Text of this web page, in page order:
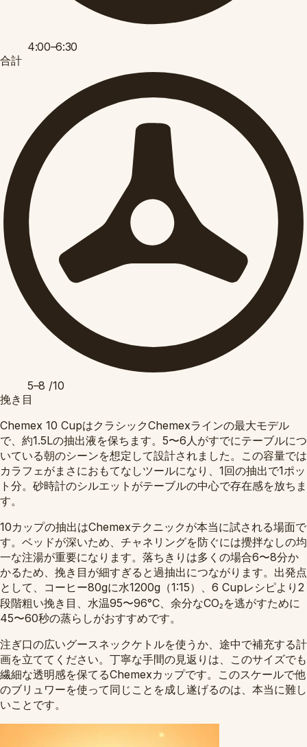
4:00–6:30
合計
5–8 /10
挽き目
Chemex 10 CupはクラシックChemexラインの最大モデル
で、約1.5Lの抽出液を保ちます。5〜6人がすでにテーブルにつ
いている朝のシーンを想定して設計されました。この容量では
カラフェがまさにおもてなしツールになり、1回の抽出で1ポッ
ト分。砂時計のシルエットがテーブルの中心で存在感を放ちま
す。
10カップの抽出はChemexテクニックが本当に試される場面で
す。ベッドが深いため、チャネリングを防ぐには攪拌なしの均
一な注湯が重要になります。落ちきりは多くの場合6〜8分か
かるため、挽き目が細すぎると過抽出につながります。出発点
として、コーヒー80gに水1200g（1:15）、6 Cupレシピより2
段階粗い挽き目、水温95〜96°C、余分なCO₂を逃がすために
45〜60秒の蒸らしがおすすめです。
注ぎ口の広いグースネックケトルを使うか、途中で補充する計
画を立ててください。丁寧な手間の見返りは、このサイズでも
繊細な透明感を保てるChemexカップです。このスケールで他
のブリュワーを使って同じことを成し遂げるのは、本当に難し
いことです。